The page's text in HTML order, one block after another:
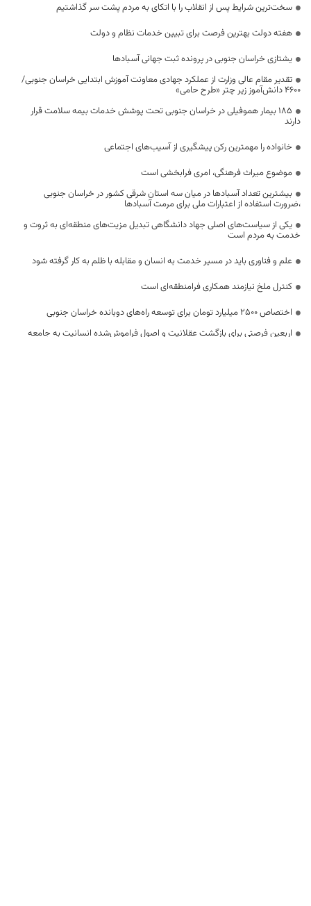
سخت‌ترین شرایط پس از انقلاب را با اتکای به مردم پشت سر گذاشتیم
هفته دولت بهترین فرصت برای تبیین خدمات نظام و دولت
یشتازی خراسان جنوبی در پرونده ثبت جهانی آسبادها
تقدیر مقام عالی وزارت از عملکرد جهادی معاونت آموزش ابتدایی خراسان جنوبی/
۴۶۰۰ دانش‌آموز زیر چتر «طرح حامی»
۱۸۵ بیمار هموفیلی در خراسان جنوبی تحت پوشش خدمات بیمه سلامت قرار
دارند
خانواده را مهمترین رکن پیشگیری از آسیب‌های اجتماعی
موضوع میراث فرهنگی، امری فرابخشی است
بیشترین تعداد آسبادها در میان سه استان شرقی کشور در خراسان جنوبی
،ضرورت استفاده از اعتبارات ملی برای مرمت آسبادها
یکی از سیاست‌های اصلی جهاد دانشگاهی تبدیل مزیت‌های منطقه‌ای به ثروت و
خدمت به مردم است
علم و فناوری باید در مسیر خدمت به انسان و مقابله با ظلم به کار گرفته شود
کنترل ملخ نیازمند همکاری فرامنطقه‌ای است
اختصاص 2500 میلیارد تومان برای توسعه راه‌های دوبانده خراسان جنوبی
اربعین فرصتی برای بازگشت عقلانیت و اصول فراموش‌شده انسانیت به جامعه